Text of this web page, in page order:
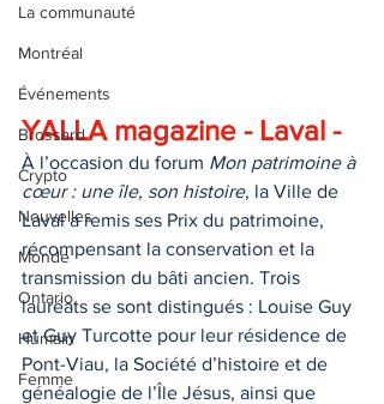
La communauté
Montréal
Événements
Brossard
Crypto
Nouvelles
Monde
Ontario
Humain
Femme
YALLA magazine - Laval -
À l’occasion du forum Mon patrimoine à
cœur : une île, son histoire, la Ville de
Laval a remis ses Prix du patrimoine,
récompensant la conservation et la
transmission du bâti ancien. Trois
lauréats se sont distingués : Louise Guy
et Guy Turcotte pour leur résidence de
Pont-Viau, la Société d’histoire et de
généalogie de l’Île Jésus, ainsi que